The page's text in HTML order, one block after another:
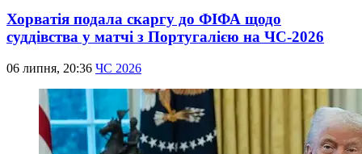
Хорватія подала скаргу до ФІФА щодо
суддівства у матчі з Португалією на ЧС-2026
06 липня, 20:36 ЧС 2026